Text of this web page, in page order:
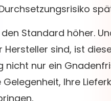
den Standard höher.
Hersteller sind, ist
nicht nur ein
Ihre